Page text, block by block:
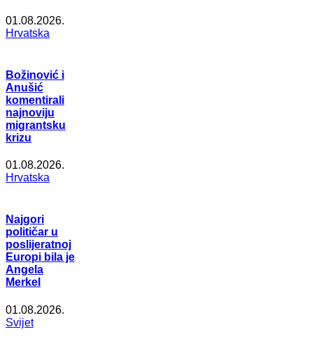
01.08.2026.
Hrvatska
Božinović i
Anušić
komentirali
najnoviju
migrantsku
krizu
01.08.2026.
Hrvatska
Najgori
političar u
poslijeratnoj
Europi bila je
Angela
Merkel
01.08.2026.
Svijet